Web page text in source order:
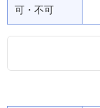
可・不可